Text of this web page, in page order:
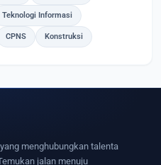
Teknologi Informasi
CPNS Konstruksi
menghubungkan talenta
jalan menuju